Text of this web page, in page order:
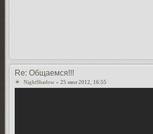
Re: Общаемся!!!
NightShadow » 25 июл 2012, 16:55